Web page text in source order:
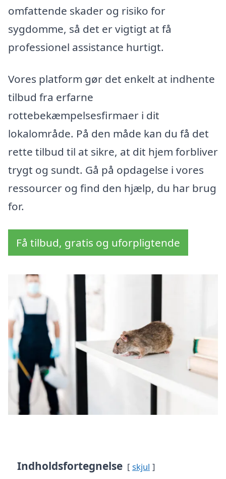
omfattende skader og risiko for
sygdomme, så det er vigtigt at få
professionel assistance hurtigt.
Vores platform gør det enkelt at indhente
tilbud fra erfarne
rottebekæmpelsesfirmaer i dit
lokalområde. På den måde kan du få det
rette tilbud til at sikre, at dit hjem forbliver
trygt og sundt. Gå på opdagelse i vores
ressourcer og find den hjælp, du har brug
for.
Få tilbud, gratis og uforpligtende
Indholdsfortegnelse skjul